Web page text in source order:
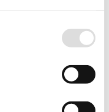
Pieejams pēc pasūtījuma
211200014
2 nedēļas